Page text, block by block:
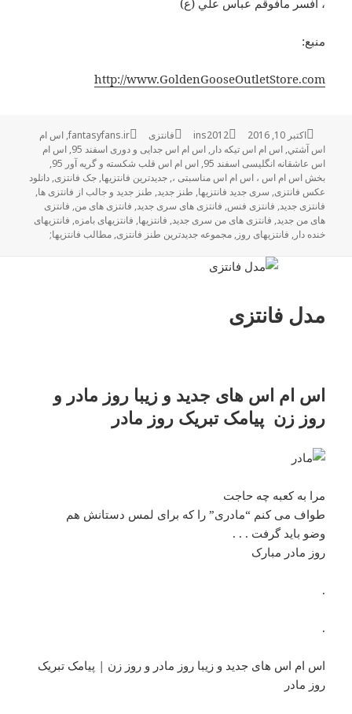
منبع:
http://www.GoldenGooseOutletStore.com
ارسال
شده
در
اکتبر 10, 2016 نویسنده
ins2012 دسته‌ها
فانتزی برچسب‌ها
fantasyfans.ir
,اس ام
اس آشتي,اس ام اس تیکه دار,اس ام اس جدایی و دوری اسفند 95 ,اس ام
اس عاشقانه انگلیسی اسفند 95
,اس ام اس قلب شکسته و گریه آور 95
,
بخش اس ام اس ، اس ام اس مناسبتی ،,جدیدترین فانتزیها,جک فانتزی,دانلود
عکس فانتزی, سری جدید فانتزیها, طنز جدید, طنز جدید و جالب از فانتزی ها,
فانتزی جدید, فانتزی فنس, فانتزی های سری جدید, فانتزی های من, فانتزی
های من جدید, فانتزی های من سری جدید, فانتزیها, فانتزیهای بامزه, فانتزیهای
خنده دار, فانتزیهای روز,مجموعه جدیدترین طنز فانتزی,مطالب فانتزیها;
مدل فانتزی
اس ام اس های جدید و زیبا روز مادر و
روز زن پیامک تبریک روز مادر
مرا به کعبه چه حاجت
طواف می کنم “مادری” را که برای لمس دستانش هم
وضو باید گرفت . . .
روز مادر مبارک
.
.
اس ام اس های جدید و زیبا روز مادر و روز زن | پیامک تبریک
روز مادر